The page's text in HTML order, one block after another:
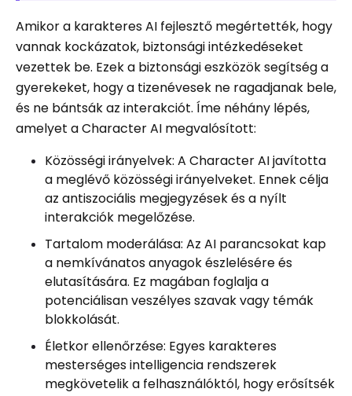
Amikor a karakteres AI fejlesztő megértették, hogy
vannak kockázatok, biztonsági intézkedéseket
vezettek be. Ezek a biztonsági eszközök segítség a
gyerekeket, hogy a tizenévesek ne ragadjanak bele,
és ne bántsák az interakciót. Íme néhány lépés,
amelyet a Character AI megvalósított:
Közösségi irányelvek: A Character AI javította
a meglévő közösségi irányelveket. Ennek célja
az antiszociális megjegyzések és a nyílt
interakciók megelőzése.
Tartalom moderálása: Az AI parancsokat kap
a nemkívánatos anyagok észlelésére és
elutasítására. Ez magában foglalja a
potenciálisan veszélyes szavak vagy témák
blokkolását.
Életkor ellenőrzése: Egyes karakteres
mesterséges intelligencia rendszerek
megkövetelik a felhasználóktól, hogy erősítsék